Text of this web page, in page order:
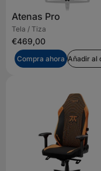
Atenas Pro
Tela / Tiza
€469,00
Compra ahora